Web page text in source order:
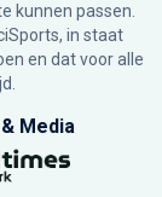
kunnen passen.
in staat
en dat voor alle
Media